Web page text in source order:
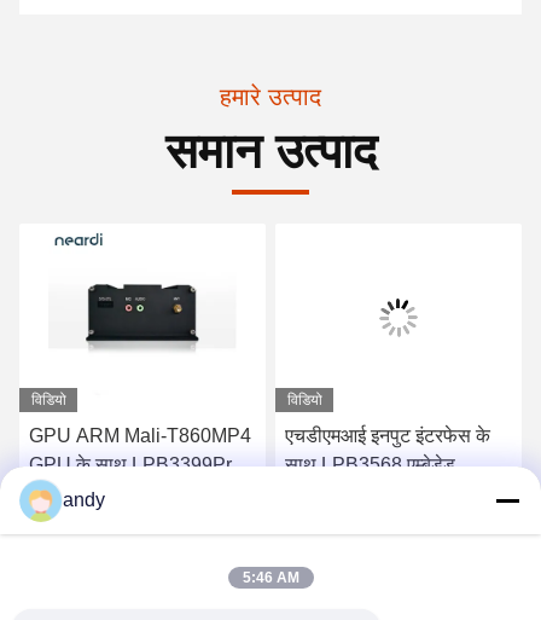
हमारे उत्पाद
समान उत्पाद
विडियो
GPU ARM Mali-T860MP4
GPU के साथ LPB3399Pro
औद्योगिक बॉक्स पीसी
विडियो
एचडीएमआई इनपुट इंटरफेस के
साथ LPB3568 एम्बेडेड
इंडस्ट्रियल कंप्यूटर बॉक्स पीसी
andy
5:46 AM